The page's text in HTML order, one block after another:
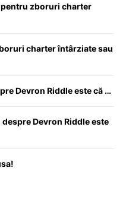
zboruri charter
charter întârziate sau
Devron Riddle este că …
Devron Riddle este